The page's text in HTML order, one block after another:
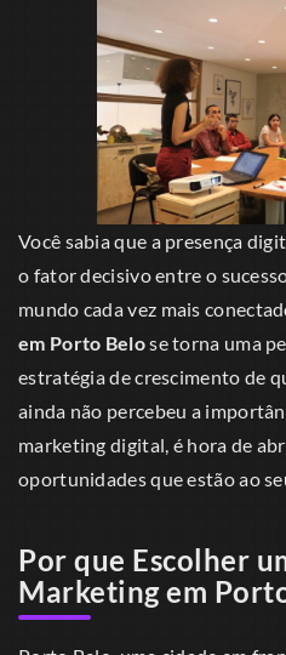
Você sabia que a presença
o fator decisivo entre o
mundo cada vez mais
em Porto Belose torna uma
estratégia de crescimento de
ainda não percebeu a
marketing digital, é hora de
oportunidades que estão ao
Por que Escolher
Marketing em